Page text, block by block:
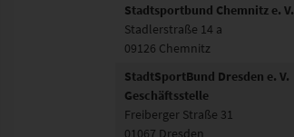
Stadtsportbund Chemnitz e. V.
Stadlerstraße 14 a
09126 Chemnitz
StadtSportBund Dresden e. V.
Geschäftsstelle
Freiberger Straße 31
01067 Dresden